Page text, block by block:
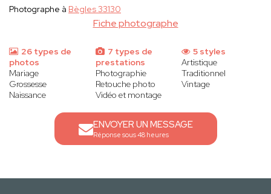
Fiche photographe
Photographe à Bègles 33130
26 types de
photos
Mariage
Grossesse
Naissance
7 types de
prestations
Photographie
Retouche photo
Vidéo et montage
5 styles
Artistique
Traditionnel
Vintage
ENVOYER UN MESSAGE
Réponse sous 48 heures